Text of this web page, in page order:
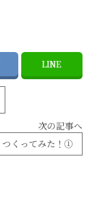
LINE
次の記事へ
つくってみた！①